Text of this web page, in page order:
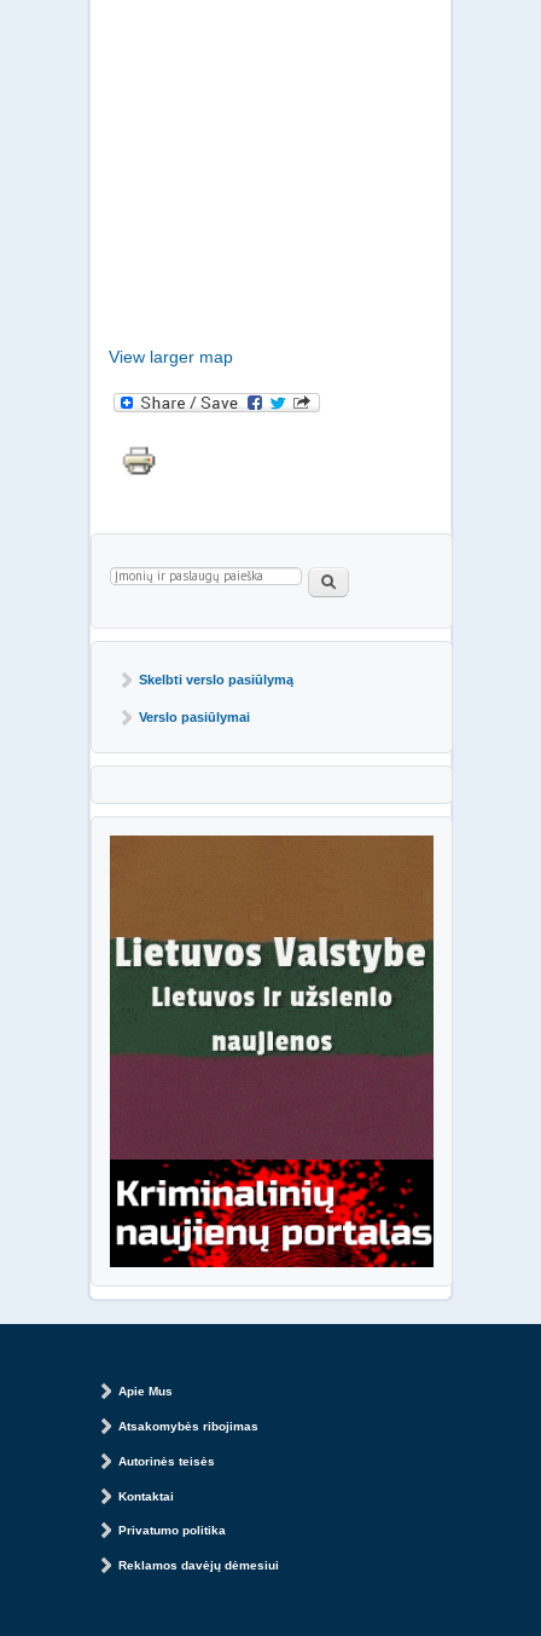
View larger map
Paieškos forma Paieška
Skelbti verslo pasiūlymą
Verslo pasiūlymai
Apie Mus
Atsakomybės ribojimas
Autorinės teisės
Kontaktai
Privatumo politika
Reklamos davėjų dėmesiui